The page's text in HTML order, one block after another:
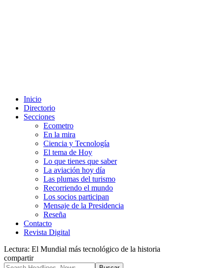
Inicio
Directorio
Secciones
Ecometro
En la mira
Ciencia y Tecnología
El tema de Hoy
Lo que tienes que saber
La aviación hoy día
Las plumas del turismo
Recorriendo el mundo
Los socios participan
Mensaje de la Presidencia
Reseña
Contacto
Revista Digital
Lectura: El Mundial más tecnológico de la historia
compartir